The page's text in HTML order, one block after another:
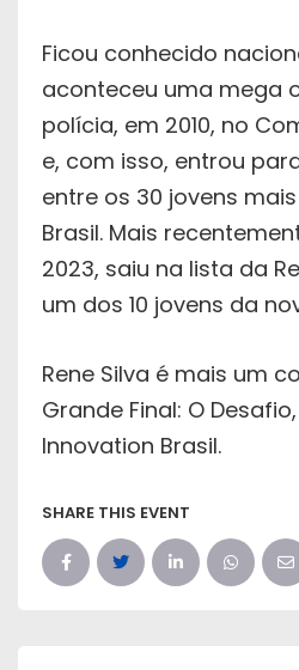
Ficou conhecido
aconteceu uma mega
polícia, em 2010, no
e, com isso, entrou
entre os 30 jovens
Brasil. Mais
2023, saiu na lista da
um dos 10 jovens da
Rene Silva é mais um
Grande Final: O
Innovation Brasil.
SHARE THIS EVENT